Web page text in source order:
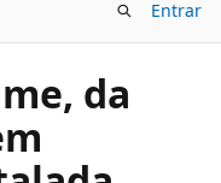
Entrar
da